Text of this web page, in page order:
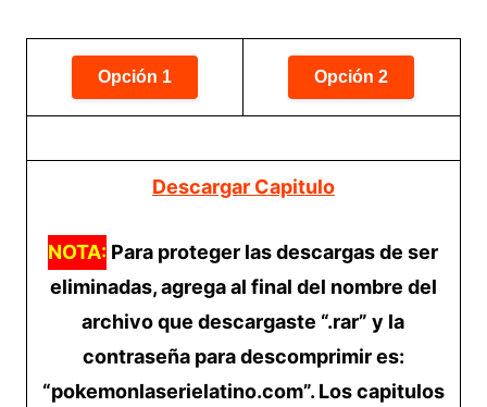
Descargar Capitulo
NOTA: Para proteger las descargas de ser
eliminadas, agrega al final del nombre del
archivo que descargaste “.rar” y la
contraseña para descomprimir es:
“pokemonlaserielatino.com”. Los capitulos